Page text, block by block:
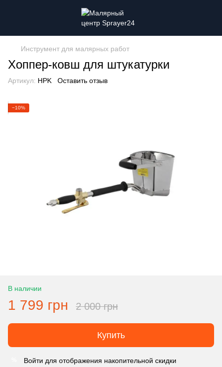
Инструмент для малярных работ
Хоппер-ковш для штукатурки
Артикул: HPK Оставить отзыв
−10%
В наличии
1 799 грн 2 000 грн
Купить
Войти для отображения накопительной скидки